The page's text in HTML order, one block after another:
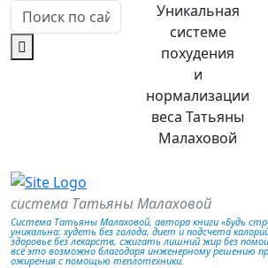
Уникальная
системе
похудения
и
нормализации
веса Татьяны
Малаховой
система Татьяны Малаховой
Система Татьяны Малаховой, автора книги «Будь
уникальна: худеть без голода, диет и подсчета
здоровье без лекарств, сжигать лишний жир без
всё это возможно благодаря инженерному решению
ожирения с помощью теплотехники.